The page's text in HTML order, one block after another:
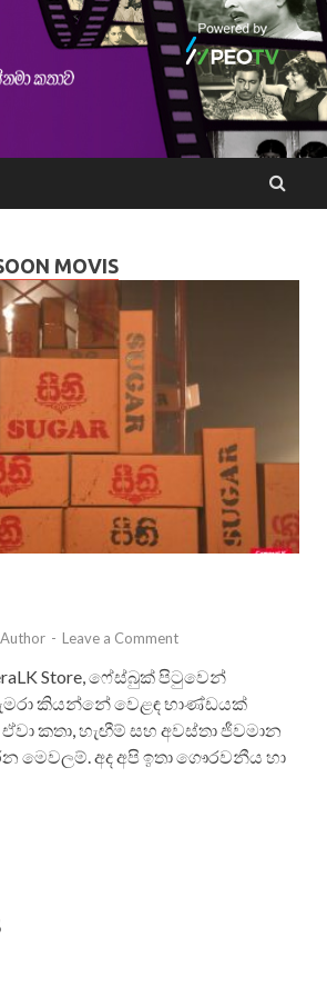
MOVIS
Author - Leave a Comment
Store, ෆේස්බුක් පිටුවෙන්
කියන්නේ වෙළඳ භාණ්ඩයක්
කතා, හැඟීම් සහ අවස්තා ජීවමාන
මෙවලම්. අද අපි ඉතා ගෞරවනීය හා